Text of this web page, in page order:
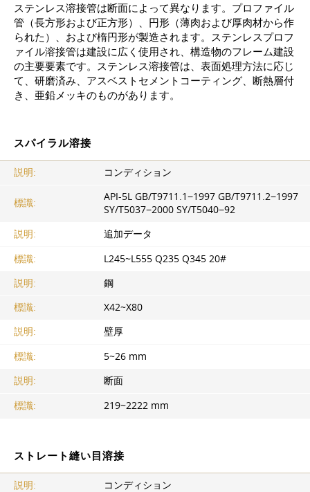
ステンレス溶接管は断面によって異なります。プロファイル
管（長方形および正方形）、円形（薄肉および厚肉材から作
られた）、および楕円形が製造されます。ステンレスプロフ
ァイル溶接管は建設に広く使用され、構造物のフレーム建設
の主要要素です。ステンレス溶接管は、表面処理方法に応じ
て、研磨済み、アスベストセメントコーティング、断熱層付
き、亜鉛メッキのものがあります。
スパイラル溶接
説明: コンディション
標識:
AРI-5L GВ/T9711.1−1997 GВ/T9711.2−1997
SY/T5037−2000 SY/T5040−92
説明:
追加データ
標識:
L245~L555 Q235 Q345 20#
説明:
鋼
標識:
Х42~X80
説明:
壁厚
標識:
5~26 mm
説明:
断面
標識:
219~2222 mm
ストレート縫い目溶接
説明: コンディション